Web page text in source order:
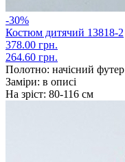
-30%
Костюм дитячий 13818-2
378.00 грн.
264.60 грн.
Полотно: начісний футер
Заміри: в описі
На зріст: 80-116 см